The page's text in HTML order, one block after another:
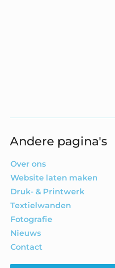
Andere pagina's
Over ons
Website laten maken
Druk- & Printwerk
Textielwanden
Fotografie
Nieuws
Contact